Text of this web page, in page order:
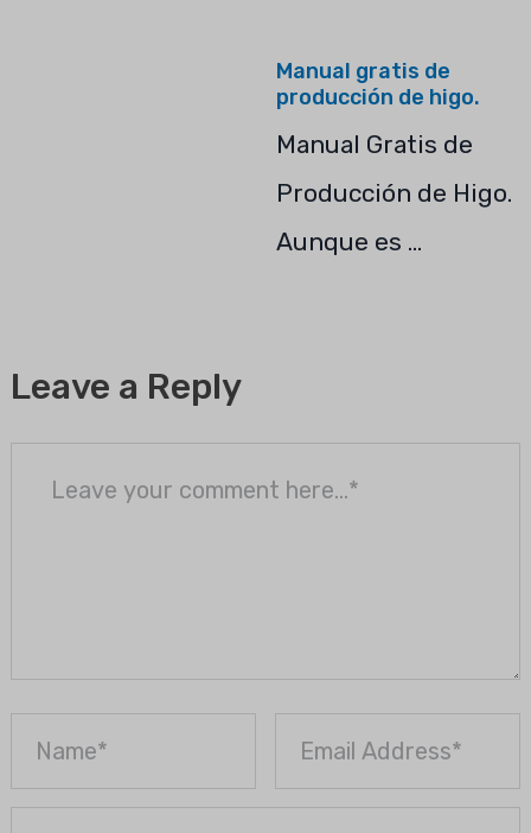
Manual gratis de
producción de higo.
Manual Gratis de
Producción de Higo.
Aunque es …
Leave a Reply